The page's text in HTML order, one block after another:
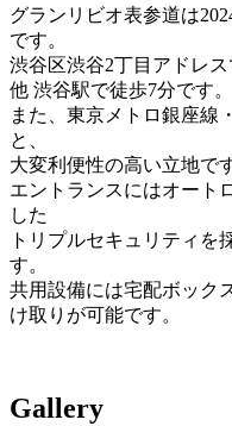
グランリビオ表参道は
です。
渋谷区渋谷2丁目アドレ
他 渋谷駅で徒歩7分です。
また、東京メトロ銀座線
と、
大変利便性の高い立地で
エントランスにはオート
した
トリプルセキュリティを
す。
共用設備には宅配ボック
け取りが可能です。
Gallery